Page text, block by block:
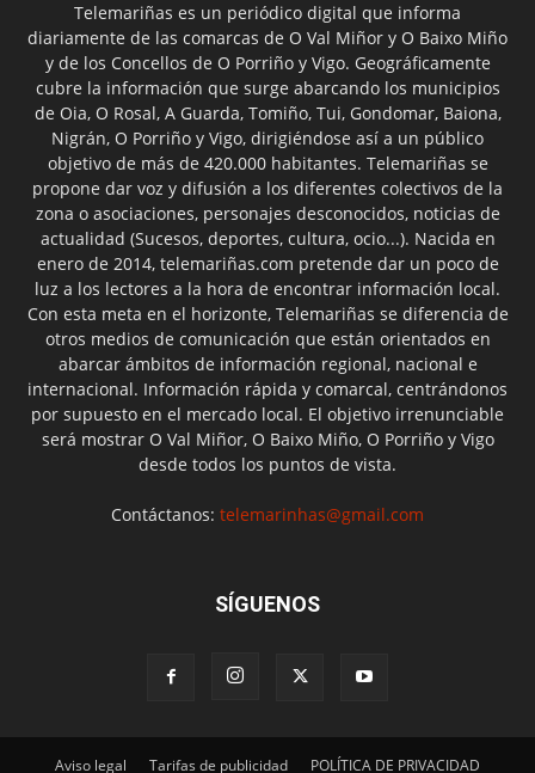
Telemariñas es un periódico digital que informa
diariamente de las comarcas de O Val Miñor y O Baixo Miño
y de los Concellos de O Porriño y Vigo. Geográficamente
cubre la información que surge abarcando los municipios
de Oia, O Rosal, A Guarda, Tomiño, Tui, Gondomar, Baiona,
Nigrán, O Porriño y Vigo, dirigiéndose así a un público
objetivo de más de 420.000 habitantes. Telemariñas se
propone dar voz y difusión a los diferentes colectivos de la
zona o asociaciones, personajes desconocidos, noticias de
actualidad (Sucesos, deportes, cultura, ocio...). Nacida en
enero de 2014, telemariñas.com pretende dar un poco de
luz a los lectores a la hora de encontrar información local.
Con esta meta en el horizonte, Telemariñas se diferencia de
otros medios de comunicación que están orientados en
abarcar ámbitos de información regional, nacional e
internacional. Información rápida y comarcal, centrándonos
por supuesto en el mercado local. El objetivo irrenunciable
será mostrar O Val Miñor, O Baixo Miño, O Porriño y Vigo
desde todos los puntos de vista.
Contáctanos: telemarinhas@gmail.com
SÍGUENOS
Aviso legal Tarifas de publicidad POLÍTICA DE PRIVACIDAD